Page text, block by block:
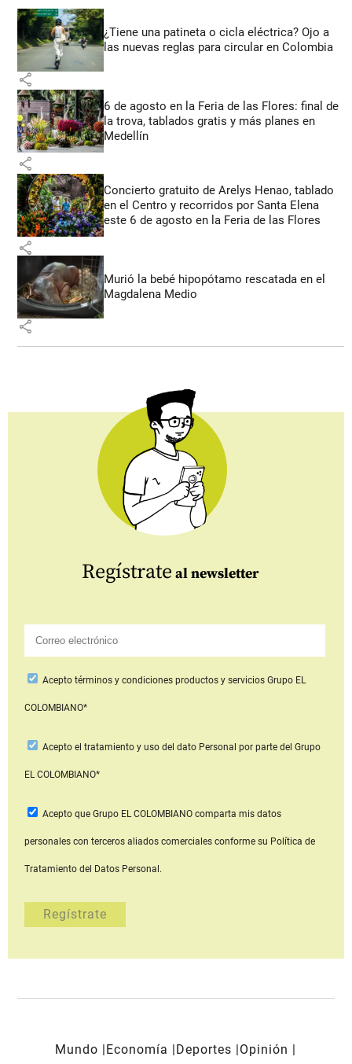
¿Tiene una patineta o cicla eléctrica? Ojo a
las nuevas reglas para circular en Colombia
share
6 de agosto en la Feria de las Flores: final de
la trova, tablados gratis y más planes en
Medellín
share
Concierto gratuito de Arelys Henao, tablado
en el Centro y recorridos por Santa Elena
este 6 de agosto en la Feria de las Flores
share
Murió la bebé hipopótamo rescatada en el
Magdalena Medio
share
Regístrate al newsletter
Aceptotérminos y condiciones productos y serviciosGrupo EL
COLOMBIANO*
Acepto el tratamiento y uso del dato Personal por parte del Grupo
EL COLOMBIANO*
Acepto que Grupo EL COLOMBIANOcomparta mis datos
personales con terceros aliados comerciales conforme su Política de
Tratamiento del Datos Personal.
Mundo Economía Deportes
Opinión